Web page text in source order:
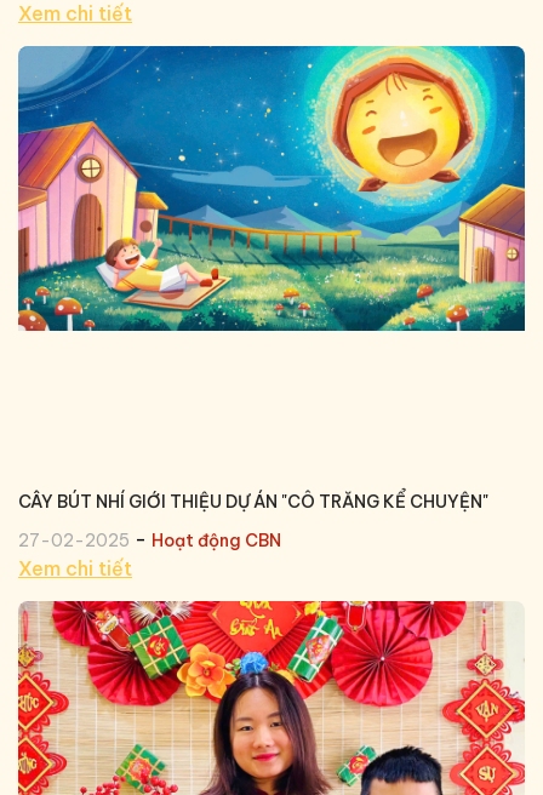
Xem chi tiết
CÂY BÚT NHÍ GIỚI THIỆU DỰ ÁN "CÔ TRĂNG KỂ CHUYỆN"
27-02-2025 - Hoạt động CBN
Xem chi tiết